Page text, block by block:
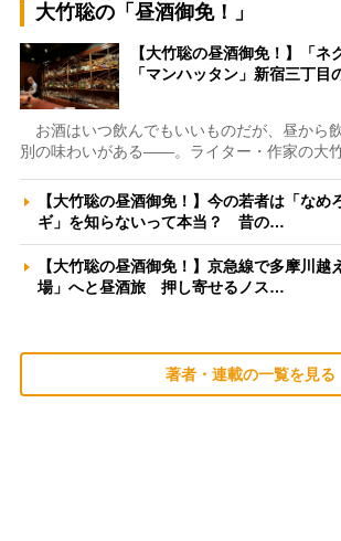
大竹聡の「昼酒御免！」
【大竹聡の昼酒御免！】「ネ
「マンハッタン」新宿三丁
お酒はいつ飲んでもいいものだが、昼から
別の味わいがある――。ライター・作家の大
【大竹聡の昼酒御免！】今の若者は「なめ
ギ」を知らないって本当？ 昔の…
【大竹聡の昼酒御免！】京急線で多摩川越
場」へと昼酒旅 押し寄せるノス…
著者・連載の一覧を見る